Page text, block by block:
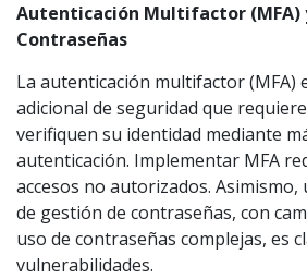
Autenticación Multifactor (MFA)
Contraseñas
La autenticación multifactor (MFA)
adicional de seguridad que
verifiquen su identidad mediante
autenticación. Implementar MFA
accesos no autorizados.
de gestión de contraseñas, con
uso de contraseñas complejas, es
vulnerabilidades.